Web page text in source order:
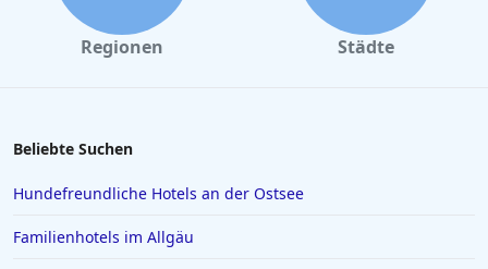
Regionen Städte
Beliebte Suchen
Hundefreundliche Hotels an der Ostsee
Familienhotels im Allgäu